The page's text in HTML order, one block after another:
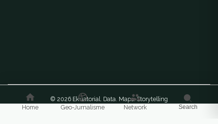
© 2026 Ekuatorial. Data. Maps. Storytelling
Home
Geo-Jurnalisme Network Search